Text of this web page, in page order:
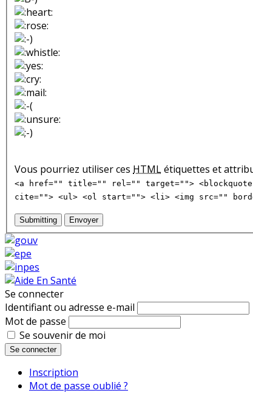
Vous pourriez utiliser ces HTMLétiquettes et
<a href="" title="" rel="" target=""> <blockquote
cite=""> <ul> <ol start=""> <li> <img src=""
Submitting Envoyer
Se connecter
Identifiant ou adresse e-mail
Mot de passe
Se souvenir de moi
Se connecter
Inscription
Mot de passe oublié ?